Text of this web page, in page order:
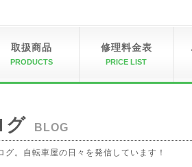
取扱商品
PRODUCTS
修理料金表
PRICE LIST
グ BLOG
。自転車屋の日々を発信しています！